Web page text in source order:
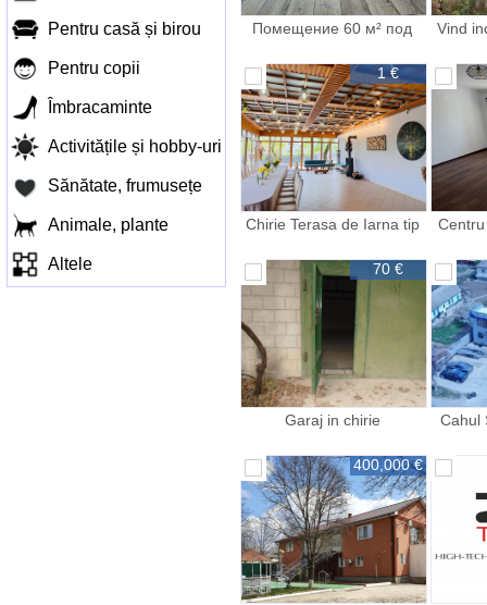
Pentru casă și birou
Pentru copii
Îmbracaminte
Activitățile și hobby-uri
Sănătate, frumusețe
Animale, plante
Altele
Помещение 60 м² под
Vind
1 €
Chirie Terasa de Iarna tip
70 €
Garaj in chirie
Cahul
400,000 €